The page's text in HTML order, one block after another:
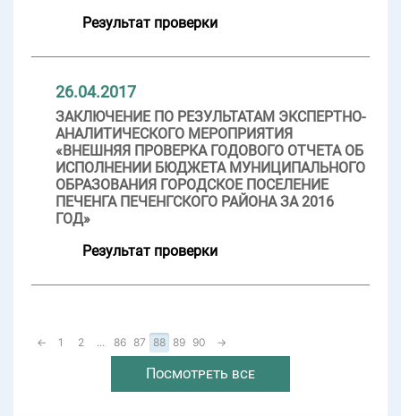
Результат проверки
26.04.2017
ЗАКЛЮЧЕНИЕ ПО РЕЗУЛЬТАТАМ ЭКСПЕРТНО-
АНАЛИТИЧЕСКОГО МЕРОПРИЯТИЯ
«ВНЕШНЯЯ ПРОВЕРКА ГОДОВОГО ОТЧЕТА ОБ
ИСПОЛНЕНИИ БЮДЖЕТА МУНИЦИПАЛЬНОГО
ОБРАЗОВАНИЯ ГОРОДСКОЕ ПОСЕЛЕНИЕ
ПЕЧЕНГА ПЕЧЕНГСКОГО РАЙОНА ЗА 2016
ГОД»
Результат проверки
← 1 2 ... 86 87 88 89 90 →
Посмотреть все